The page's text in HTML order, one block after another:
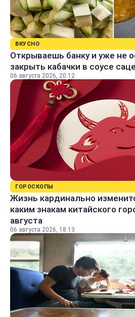
ВКУСНО
Открываешь банку и уже не
закрыть кабачки в соусе
06 августа 2026, 20:12
ГОРОСКОПЫ
Жизнь кардинально
каким знакам китайского
августа
06 августа 2026, 18:13